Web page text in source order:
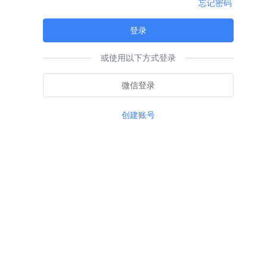
忘记密码
登录
或使用以下方式登录
微信登录
创建账号